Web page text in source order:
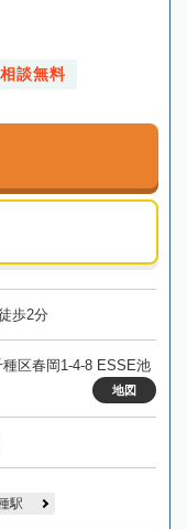
談無料
歩2分
区春岡1-4-8 ESSE池
地図
駅